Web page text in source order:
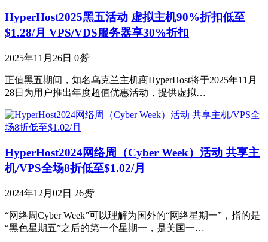
HyperHost2025黑五活动 虚拟主机90%折扣低至
$1.28/月 VPS/VDS服务器享30%折扣
2025年11月26日 0赞
正值黑五期间，知名乌克兰主机商HyperHost将于2025年11月
28日为用户推出年度超值优惠活动，提供虚拟…
HyperHost2024网络周（Cyber Week）活动 共享主
机/VPS全场8折低至$1.02/月
2024年12月02日 26赞
“网络周Cyber Week”可以理解为国外的“网络星期一”，指的是
“黑色星期五”之后的第一个星期一，是美国一…